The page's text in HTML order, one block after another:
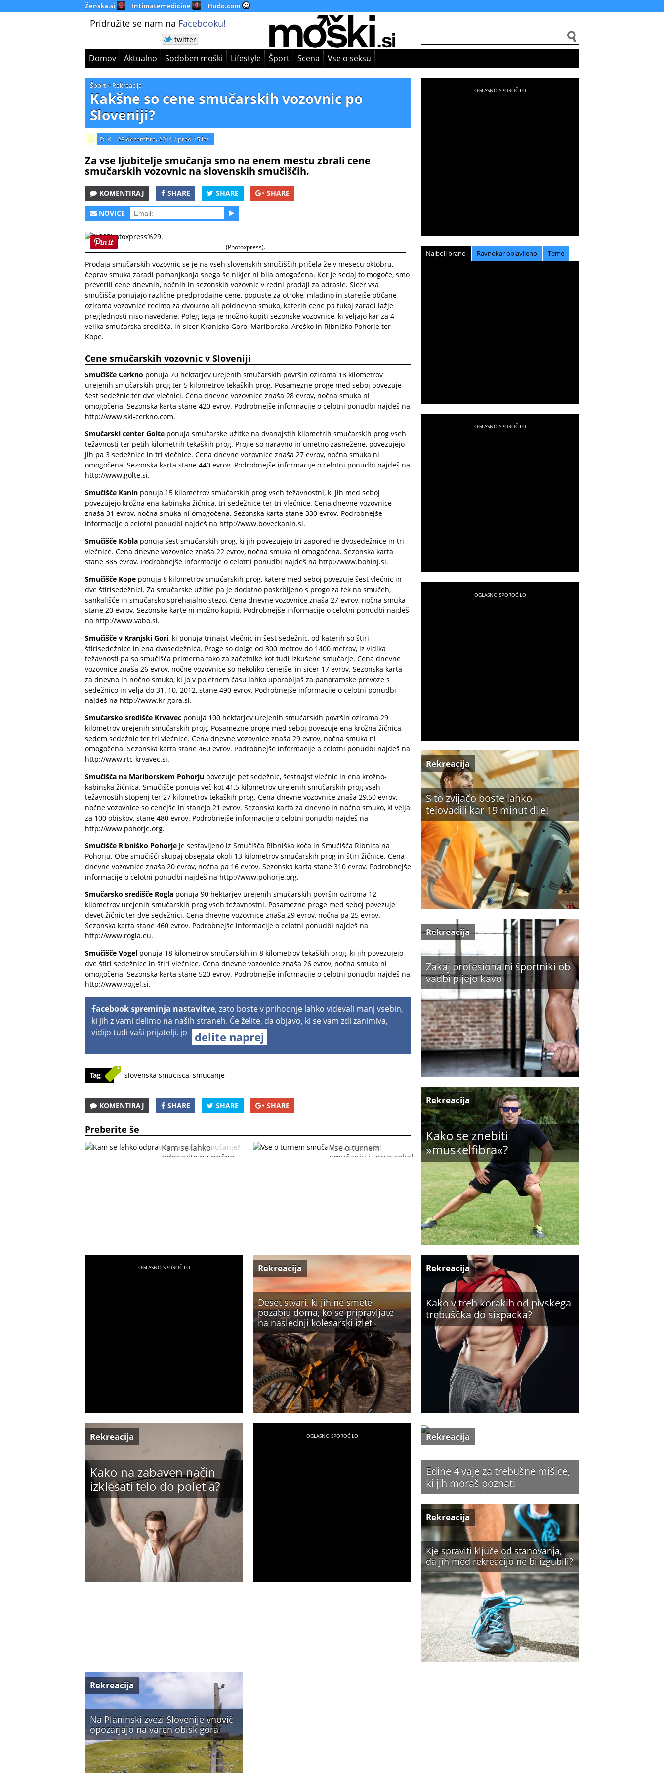
Ženska.si Intimatemedicine Hudo.com
Pridružite se nam na Facebooku!
twitter
Domov Aktualno Sodoben moški Lifestyle Šport Scena Vse o seksu
Šport» Rekreacija
Kakšne so cene smučarskih vozovnic po
Sloveniji?
D. K. 23 decembra, 2011 / pred 15 let
Za vse ljubitelje smučanja smo na enem mestu zbrali cene
smučarskih vozovnic na slovenskih smučiščih.
KOMENTIRAJ SHARE SHARE SHARE
NOVICE
(Photoxpress).
Prodaja smučarskih vozovnic se je na vseh slovenskih smučiščih pričela že v mesecu oktobru,
čeprav smuka zaradi pomanjkanja snega še nikjer ni bila omogočena. Ker je sedaj to mogoče, smo
preverili cene dnevnih, nočnih in sezonskih vozovnic v redni prodaji za odrasle. Sicer vsa
smučišča ponujajo različne predprodajne cene, popuste za otroke, mladino in starejše občane
oziroma vozovnice recimo za dvourno ali poldnevno smuko, katerih cene pa tukaj zaradi lažje
preglednosti niso navedene. Poleg tega je možno kupiti sezonske vozovnice, ki veljajo kar za 4
velika smučarska središča, in sicer Kranjsko Goro, Mariborsko, Areško in Ribniško Pohorje ter
Kope.
Cene smučarskih vozovnic v Sloveniji
Smučišče Cerkno ponuja 70 hektarjev urejenih smučarskih površin oziroma 18 kilometrov
urejenih smučarskih prog ter 5 kilometrov tekaških prog. Posamezne proge med seboj povezuje
šest sedežnic ter dve vlečnici. Cena dnevne vozovnice znaša 28 evrov, nočna smuka ni
omogočena. Sezonska karta stane 420 evrov. Podrobnejše informacije o celotni ponudbi najdeš na
http://www.ski-cerkno.com.
Smučarski center Golte ponuja smučarske užitke na dvanajstih kilometrih smučarskih prog vseh
težavnosti ter petih kilometrih tekaških prog. Proge so naravno in umetno zasnežene, povezujejo
jih pa 3 sedežnice in tri vlečnice. Cena dnevne vozovnice znaša 27 evrov, nočna smuka ni
omogočena. Sezonska karta stane 440 evrov. Podrobnejše informacije o celotni ponudbi najdeš na
http://www.golte.si.
Smučišče Kanin ponuja 15 kilometrov smučarskih prog vseh težavnostni, ki jih med seboj
povezujejo krožna ena kabinska žičnica, tri sedežnice ter tri vlečnice. Cena dnevne vozovnice
znaša 31 evrov, nočna smuka ni omogočena. Sezonska karta stane 330 evrov. Podrobnejše
informacije o celotni ponudbi najdeš na http://www.boveckanin.si.
Smučišče Kobla ponuja šest smučarskih prog, ki jih povezujejo tri zaporedne dvosedežnice in tri
vlečnice. Cena dnevne vozovnice znaša 22 evrov, nočna smuka ni omogočena. Sezonska karta
stane 385 evrov. Podrobnejše informacije o celotni ponudbi najdeš na http://www.bohinj.si.
Smučišče Kope ponuja 8 kilometrov smučarskih prog, katere med seboj povezuje šest vlečnic in
dve štirisedežnici. Za smučarske užitke pa je dodatno poskrbljeno s progo za tek na smučeh,
sankališče in smučarsko sprehajalno stezo. Cena dnevne vozovnice znaša 27 evrov, nočna smuka
stane 20 evrov. Sezonske karte ni možno kupiti. Podrobnejše informacije o celotni ponudbi najdeš
na http://www.vabo.si.
Smučišče v Kranjski Gori, ki ponuja trinajst vlečnic in šest sedežnic, od katerih so štiri
štirisedežnice in ena dvosedežnica. Proge so dolge od 300 metrov do 1400 metrov, iz vidika
težavnosti pa so smučišča primerna tako za začetnike kot tudi izkušene smučarje. Cena dnevne
vozovnice znaša 26 evrov, nočne vozovnice so nekoliko cenejše, in sicer 17 evrov. Sezonska karta
za dnevno in nočno smuko, ki jo v poletnem času lahko uporabljaš za panoramske prevoze s
sedežnico in velja do 31. 10. 2012, stane 490 evrov. Podrobnejše informacije o celotni ponudbi
najdeš na http://www.kr-gora.si.
Smučarsko središče Krvavec ponuja 100 hektarjev urejenih smučarskih površin oziroma 29
kilometrov urejenih smučarskih prog. Posamezne proge med seboj povezuje ena krožna žičnica,
sedem sedežnic ter tri vlečnice. Cena dnevne vozovnice znaša 29 evrov, nočna smuka ni
omogočena. Sezonska karta stane 460 evrov. Podrobnejše informacije o celotni ponudbi najdeš na
http://www.rtc-krvavec.si.
Smučišča na Mariborskem Pohorju povezuje pet sedežnic, šestnajst vlečnic in ena krožno-
kabinska žičnica. Smučišče ponuja več kot 41,5 kilometrov urejenih smučarskih prog vseh
težavnostih stopenj ter 27 kilometrov tekaških prog. Cena dnevne vozovnice znaša 29,50 evrov,
nočne vozovnice so cenejše in stanejo 21 evrov. Sezonska karta za dnevno in nočno smuko, ki velja
za 100 obiskov, stane 480 evrov. Podrobnejše informacije o celotni ponudbi najdeš na
http://www.pohorje.org.
Smučišče Ribniško Pohorje je sestavljeno iz Smučišča Ribniška koča in Smučišča Ribnica na
Pohorju. Obe smučišči skupaj obsegata okoli 13 kilometrov smučarskih prog in štiri žičnice. Cena
dnevne vozovnice znaša 20 evrov, nočna pa 16 evrov. Sezonska karta stane 310 evrov. Podrobnejše
informacije o celotni ponudbi najdeš na http://www.pohorje.org.
Smučarsko središče Rogla ponuja 90 hektarjev urejenih smučarskih površin oziroma 12
kilometrov urejenih smučarskih prog vseh težavnostni. Posamezne proge med seboj povezuje
devet žičnic ter dve sedežnici. Cena dnevne vozovnice znaša 29 evrov, nočna pa 25 evrov.
Sezonska karta stane 460 evrov. Podrobnejše informacije o celotni ponudbi najdeš na
http://www.rogla.eu.
Smučišče Vogel ponuja 18 kilometrov smučarskih in 8 kilometrov tekaških prog, ki jih povezujejo
dve štiri sedežnice in štiri vlečnice. Cena dnevne vozovnice znaša 26 evrov, nočna smuka ni
omogočena. Sezonska karta stane 520 evrov. Podrobnejše informacije o celotni ponudbi najdeš na
http://www.vogel.si.
acebook spreminja nastavitve, zato boste v prihodnje lahko videvali manj vsebin,
ki jih z vami delimo na naših straneh. Če želite, da objavo, ki se vam zdi zanimiva,
vidijo tudi vaši prijatelji, jo
delite naprej
Tag slovenska smučišča, smučanje
KOMENTIRAJ SHARE SHARE SHARE
Preberite še
Kam se lahko
odpravite na nočno
Vse o turnem
smučanju iz prve roke!
Najbolj brano Ravnokar objavljeno Teme
S to zvijačo boste lahko
telovadili kar 19 minut dlje!
Rekreacija
Zakaj profesionalni športniki ob
vadbi pijejo kavo
Rekreacija
Kako se znebiti
»muskelfibra«?
Rekreacija
Deset stvari, ki jih ne smete
pozabiti doma, ko se pripravljate
na naslednji kolesarski izlet
Rekreacija
Kako v treh korakih od pivskega
trebuščka do sixpacka?
Rekreacija
Kako na zabaven način
izklesati telo do poletja?
Rekreacija
Edine 4 vaje za trebušne mišice,
ki jih moraš poznati
Rekreacija
Kje spraviti ključe od stanovanja,
da jih med rekreacijo ne bi izgubili?
Rekreacija
Na Planinski zvezi Slovenije vnovič
opozarjajo na varen obisk gora
Rekreacija